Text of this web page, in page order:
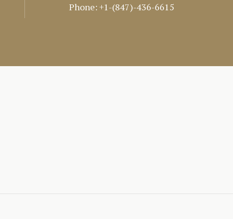
Phone: +1-(847)-436-6615